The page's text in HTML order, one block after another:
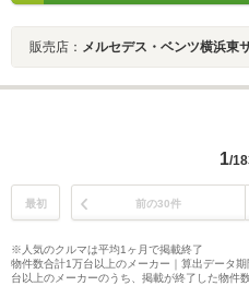
販売店： メルセデス・ベンツ横浜東
1/
最初 前の30件
※人気のクルマは平均1ヶ月で掲載終了
物件数合計1万台以上のメーカー｜算出データ
台以上のメーカーのうち、掲載が終了した物件